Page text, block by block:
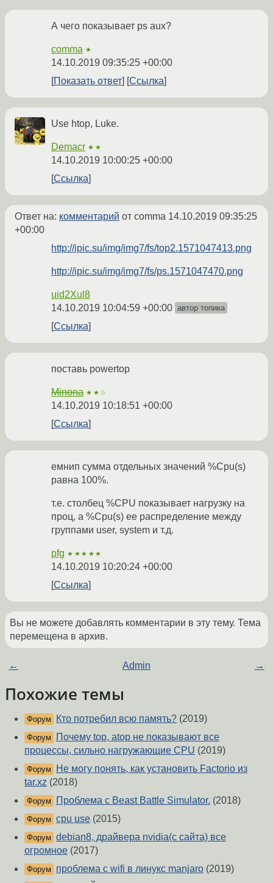
А чего показывает ps aux?
comma ★
14.10.2019 09:35:25 +00:00
Показать ответ
Ссылка
Use htop, Luke.
Demacr ★★
14.10.2019 10:00:25 +00:00
Ссылка
Ответ на: комментарий от comma 14.10.2019 09:35:25
+00:00
http://ipic.su/img/img7/fs/top2.1571047413.png
http://ipic.su/img/img7/fs/ps.1571047470.png
uid2Xul8
14.10.2019 10:04:59 +00:00 автор топика
Ссылка
поставь powertop
Minona ★★☆
14.10.2019 10:18:51 +00:00
Ссылка
емнип сумма отдельных значений %Cpu(s)
равна 100%.
т.е. столбец %CPU показывает нагрузку на
проц, а %Cpu(s) ее распределение между
группами user, system и т.д.
pfg ★★★★★
14.10.2019 10:20:24 +00:00
Ссылка
Вы не можете добавлять комментарии в эту тему. Тема
перемещена в архив.
← Admin →
Похожие темы
Форум Кто потребил всю память? (2019)
Форум
Почему top, atop не показывают все
процессы, сильно нагружающие CPU (2019)
Форум
Не могу понять, как установить Factorio из
tar.xz (2018)
Форум Проблема с Beast Battle Simulator. (2018)
Форум cpu use (2015)
Форум debian8, драйвера nvidia(с сайта) все
огромное (2017)
Форум проблема с wifi в линукс manjaro (2019)